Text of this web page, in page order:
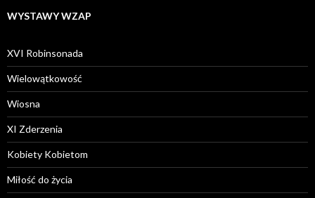
WYSTAWY WZAP
XVI Robinsonada
Wielowątkowość
Wiosna
XI Zderzenia
Kobiety Kobietom
Miłość do życia